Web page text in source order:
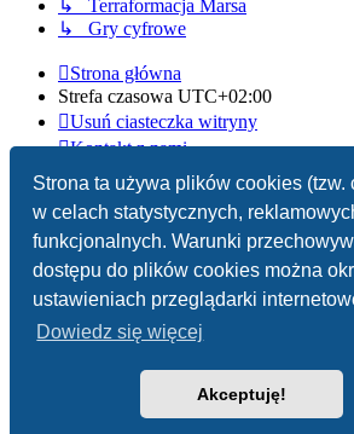
Strona ta używa plików cookies (tzw.
w celach statystycznych,
funkcjonalnych. Warunki
dostępu do plików cookies można
ustawieniach przeglądarki
Dowiedz się więcej
Akceptuję!
↳ Terraformacja Marsa
↳ Gry cyfrowe
Strona główna
Strefa czasowa UTC+02:00
Usuń ciasteczka witryny
Kontakt z nami
Technologię dostarczaphpBB® Forum
Polski pakiet językowy dostarczaphpBB.pl
Zasady ochrony danych osobowych |